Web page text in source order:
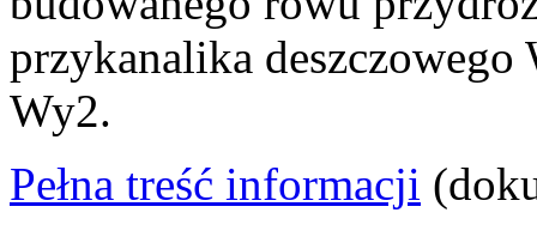
przykanalika deszczowego
Wy2.
Pełna treść informacji